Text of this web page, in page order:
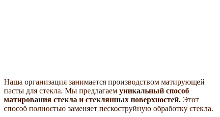
Наша организация занимается производством матирующей
пасты для стекла. Мы предлагаем уникальный способ
матирования стекла и стеклянных поверхностей. Этот
способ полностью заменяет пескоструйную обработку стекла.